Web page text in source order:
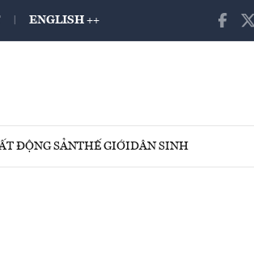
ENGLISH ++
ĐỘNG SẢNTHẾ GIỚIDÂN SINH